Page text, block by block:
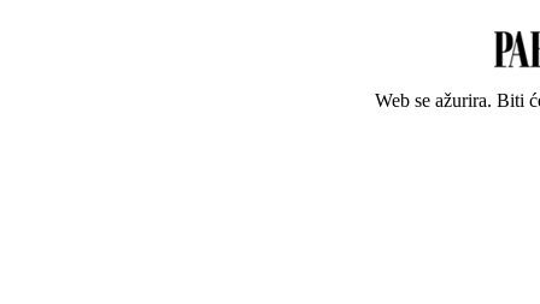
Web se ažurira. Biti